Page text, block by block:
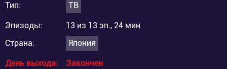
Тип: ТВ
Эпизоды:
13 из 13 эп., 24 мин
Страна:
Япония
День выхода:
Закончен